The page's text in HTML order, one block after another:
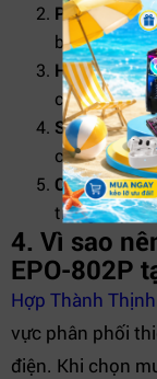
Phòng máy
bị phần
Hệ thống
cho hệ
Sự kiện, âm
cho các
Công nghiệp:
trong dây
4. Vì sao
EPO-802P
Hợp Thành Thịnh
vực phân phối
điện. Khi chọn